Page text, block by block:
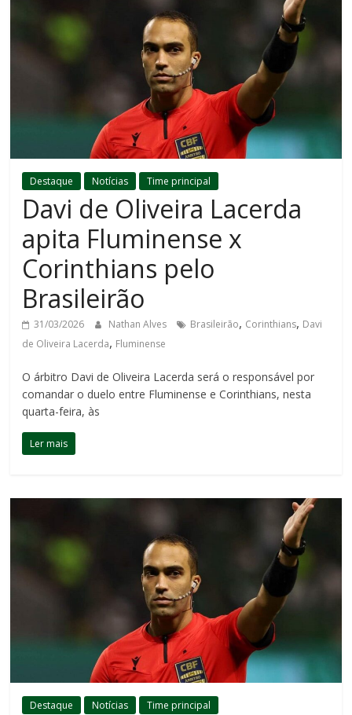
Destaque Notícias Time principal
Davi de Oliveira Lacerda
apita Fluminense x
Corinthians pelo
Brasileirão
31/03/2026 Nathan Alves Brasileirão, Corinthians, Davi
de Oliveira Lacerda, Fluminense
O árbitro Davi de Oliveira Lacerda será o responsável por
comandar o duelo entre Fluminense e Corinthians, nesta
quarta-feira, às
Ler mais
Destaque Notícias Time principal